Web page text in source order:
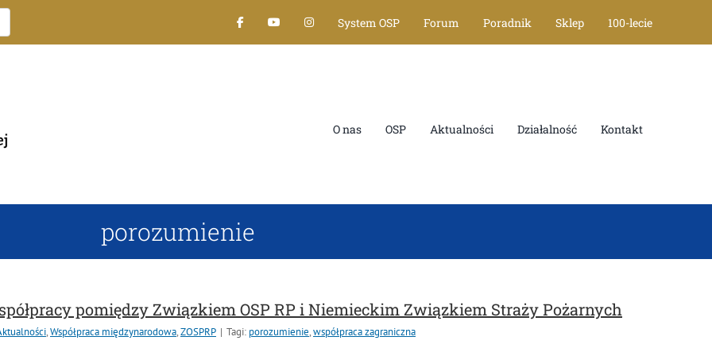
System OSP Forum Poradnik Sklep 100-lecie
O nas OSP Aktualności Działalność Kontakt
porozumienie
pomiędzy Związkiem OSP RP i Niemieckim Związkiem Straży Pożarnych
,Współpraca międzynarodowa,ZOSPRP | Tagi:porozumienie,współpraca zagraniczna